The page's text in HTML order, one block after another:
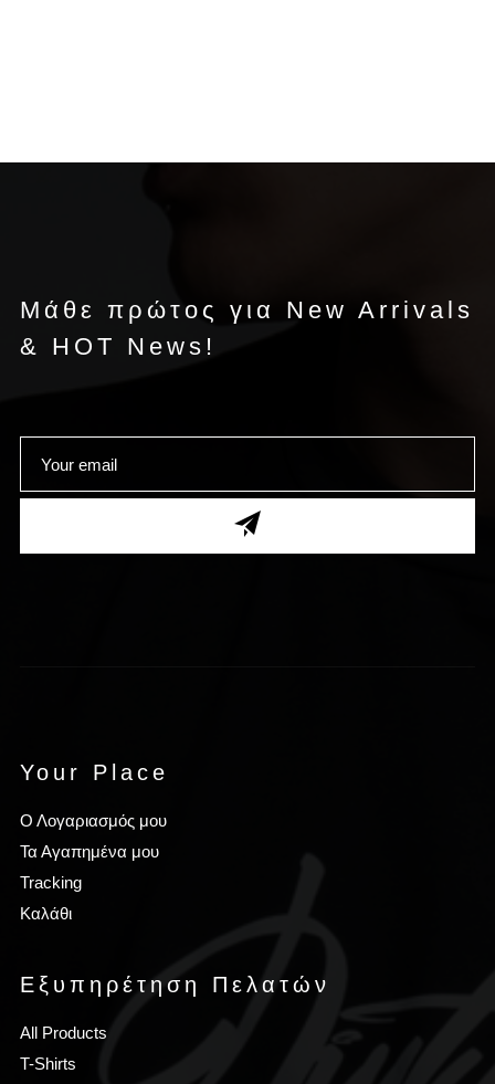
Μάθε πρώτος για New Arrivals
& HOT News!
Your Place
Ο Λογαριασμός μου
Τα Αγαπημένα μου
Tracking
Καλάθι
Εξυπηρέτηση Πελατών
All Products
T-Shirts